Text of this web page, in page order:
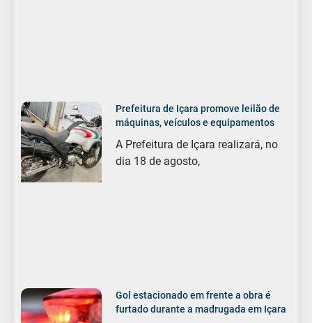
Prefeitura de Içara promove leilão de
máquinas, veículos e equipamentos
A Prefeitura de Içara realizará, no
dia 18 de agosto,
Gol estacionado em frente a obra é
furtado durante a madrugada em Içara